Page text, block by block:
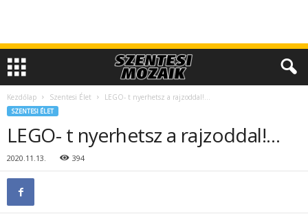
Kezdőlap Szentesi Élet LEGO- t nyerhetsz a rajzoddal!…
SZENTESI ÉLET
LEGO- t nyerhetsz a rajzoddal!…
2020.11.13. 394